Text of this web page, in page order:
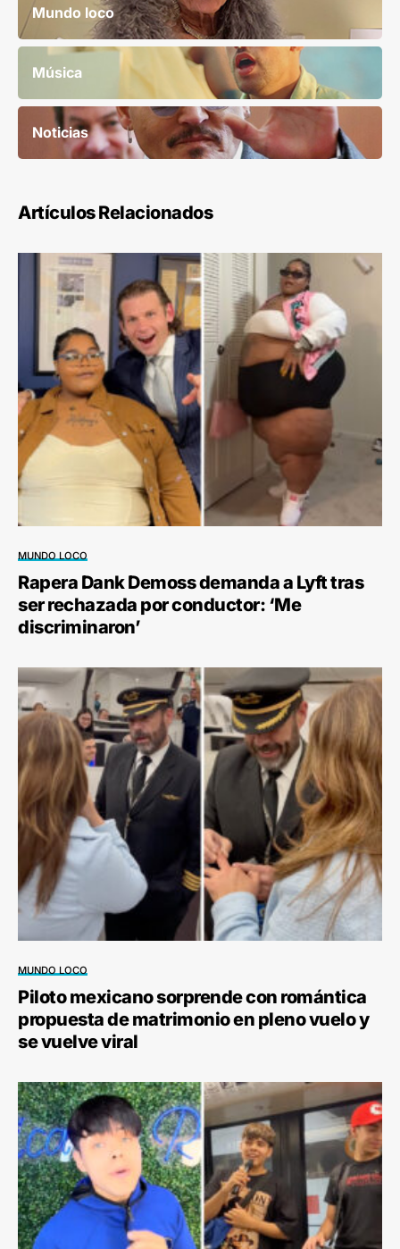
Mundo loco
Música
Noticias
Artículos Relacionados
MUNDO LOCO
Rapera Dank Demoss demanda a Lyft tras
ser rechazada por conductor: ‘Me
discriminaron’
MUNDO LOCO
Piloto mexicano sorprende con romántica
propuesta de matrimonio en pleno vuelo y
se vuelve viral